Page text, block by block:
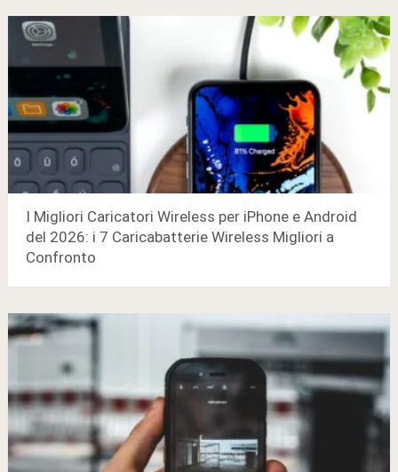
I Migliori Caricatori Wireless per iPhone e Android
del 2026: i 7 Caricabatterie Wireless Migliori a
Confronto